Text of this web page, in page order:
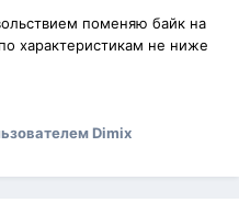
поменяю байк на
характеристикам не ниже
Dimix